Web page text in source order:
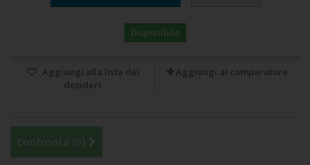
Disponibile
Aggiungi alla lista dei
desideri
Aggiungi al comparatore
Confronta (0)